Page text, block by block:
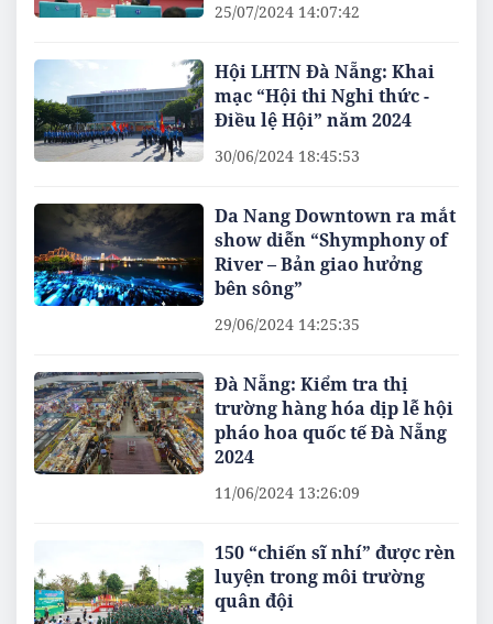
25/07/2024 14:07:42
Hội LHTN Đà Nẵng: Khai
mạc “Hội thi Nghi thức -
Điều lệ Hội” năm 2024
30/06/2024 18:45:53
Da Nang Downtown ra mắt
show diễn “Shymphony of
River – Bản giao hưởng
bên sông”
29/06/2024 14:25:35
Đà Nẵng: Kiểm tra thị
trường hàng hóa dịp lễ hội
pháo hoa quốc tế Đà Nẵng
2024
11/06/2024 13:26:09
150 “chiến sĩ nhí” được rèn
luyện trong môi trường
quân đội